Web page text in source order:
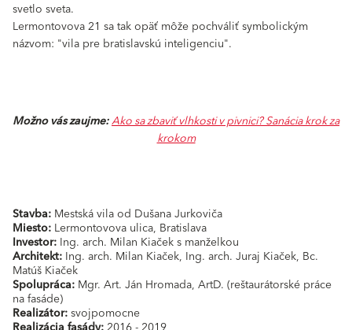
svetlo sveta.
Lermontovova 21 sa tak opäť môže pochváliť symbolickým
názvom: "vila pre bratislavskú inteligenciu".
Možno vás zaujme:Ako sa zbaviť vlhkosti v pivnici? Sanácia krok za
krokom
Stavba: Mestská vila od Dušana Jurkoviča
Miesto: Lermontovova ulica, Bratislava
Investor: Ing. arch. Milan Kiaček s manželkou
Architekt: Ing. arch. Milan Kiaček, Ing. arch. Juraj Kiaček, Bc.
Matúš Kiaček
Spolupráca: Mgr. Art. Ján Hromada, ArtD. (reštaurátorské práce
na fasáde)
Realizátor:svojpomocne